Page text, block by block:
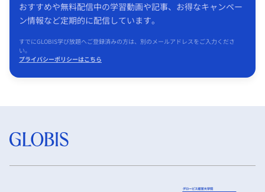
おすすめや無料配信中の学習動画や記事、お得なキャンペー
ン情報など定期的に配信しています。
すでにGLOBIS学び放題へご登録済みの方は、別のメールアドレスをご入力くださ
い。
プライバシーポリシーはこちら